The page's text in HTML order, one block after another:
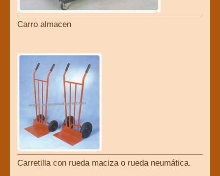
Carro almacen
Carretilla con rueda maciza o rueda neumática.